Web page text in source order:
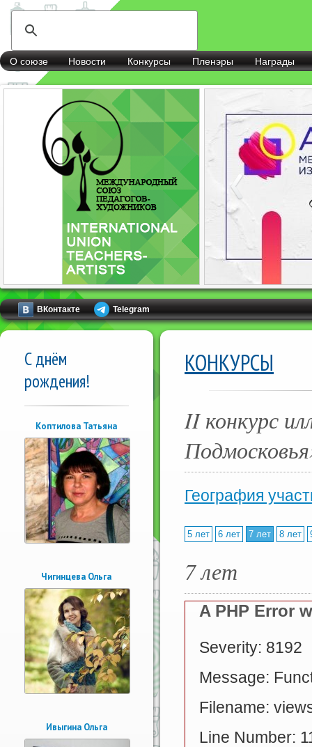
О союзе Новости Конкурсы Пленэры Награды
ВКонтакте Telegram
С днём
рождения!
Коптилова Татьяна
Чигинцева Ольга
Ивыгина Ольга
КОНКУРСЫ
II конкурс
География
5 лет 6 лет 7 лет 8 лет
7 лет
A PHP Error
Severity: 8192
Message:
Filename:
Line Number: